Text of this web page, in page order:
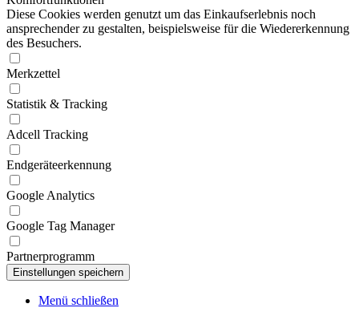
Diese Cookies werden genutzt um das Einkaufserlebnis noch
ansprechender zu gestalten, beispielsweise für die Wiedererkennung
des Besuchers.
Merkzettel
Statistik & Tracking
Adcell Tracking
Endgeräteerkennung
Google Analytics
Google Tag Manager
Partnerprogramm
Menü schließen